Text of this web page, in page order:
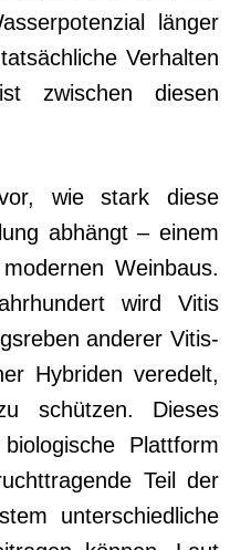
länger
Verhalten
zwischen diesen
wie stark diese
abhängt – einem
Weinbaus.
wird Vitis
anderer Vitis-
Hybriden veredelt,
schützen. Dieses
Plattform
Teil der
unterschiedliche